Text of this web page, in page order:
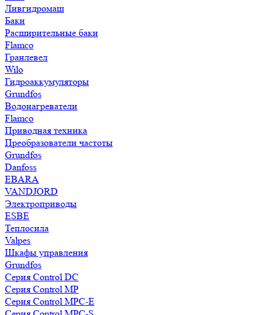
Ливгидромаш
Баки
Расширительные баки
Flamco
Гранлевел
Wilo
Гидроаккумуляторы
Grundfos
Водонагреватели
Flamco
Приводная техника
Преобразователи частоты
Grundfos
Danfoss
EBARA
VANDJORD
Электроприводы
ESBE
Теплосила
Valpes
Шкафы управления
Grundfos
Серия Control DC
Серия Control MP
Серия Control MPC-E